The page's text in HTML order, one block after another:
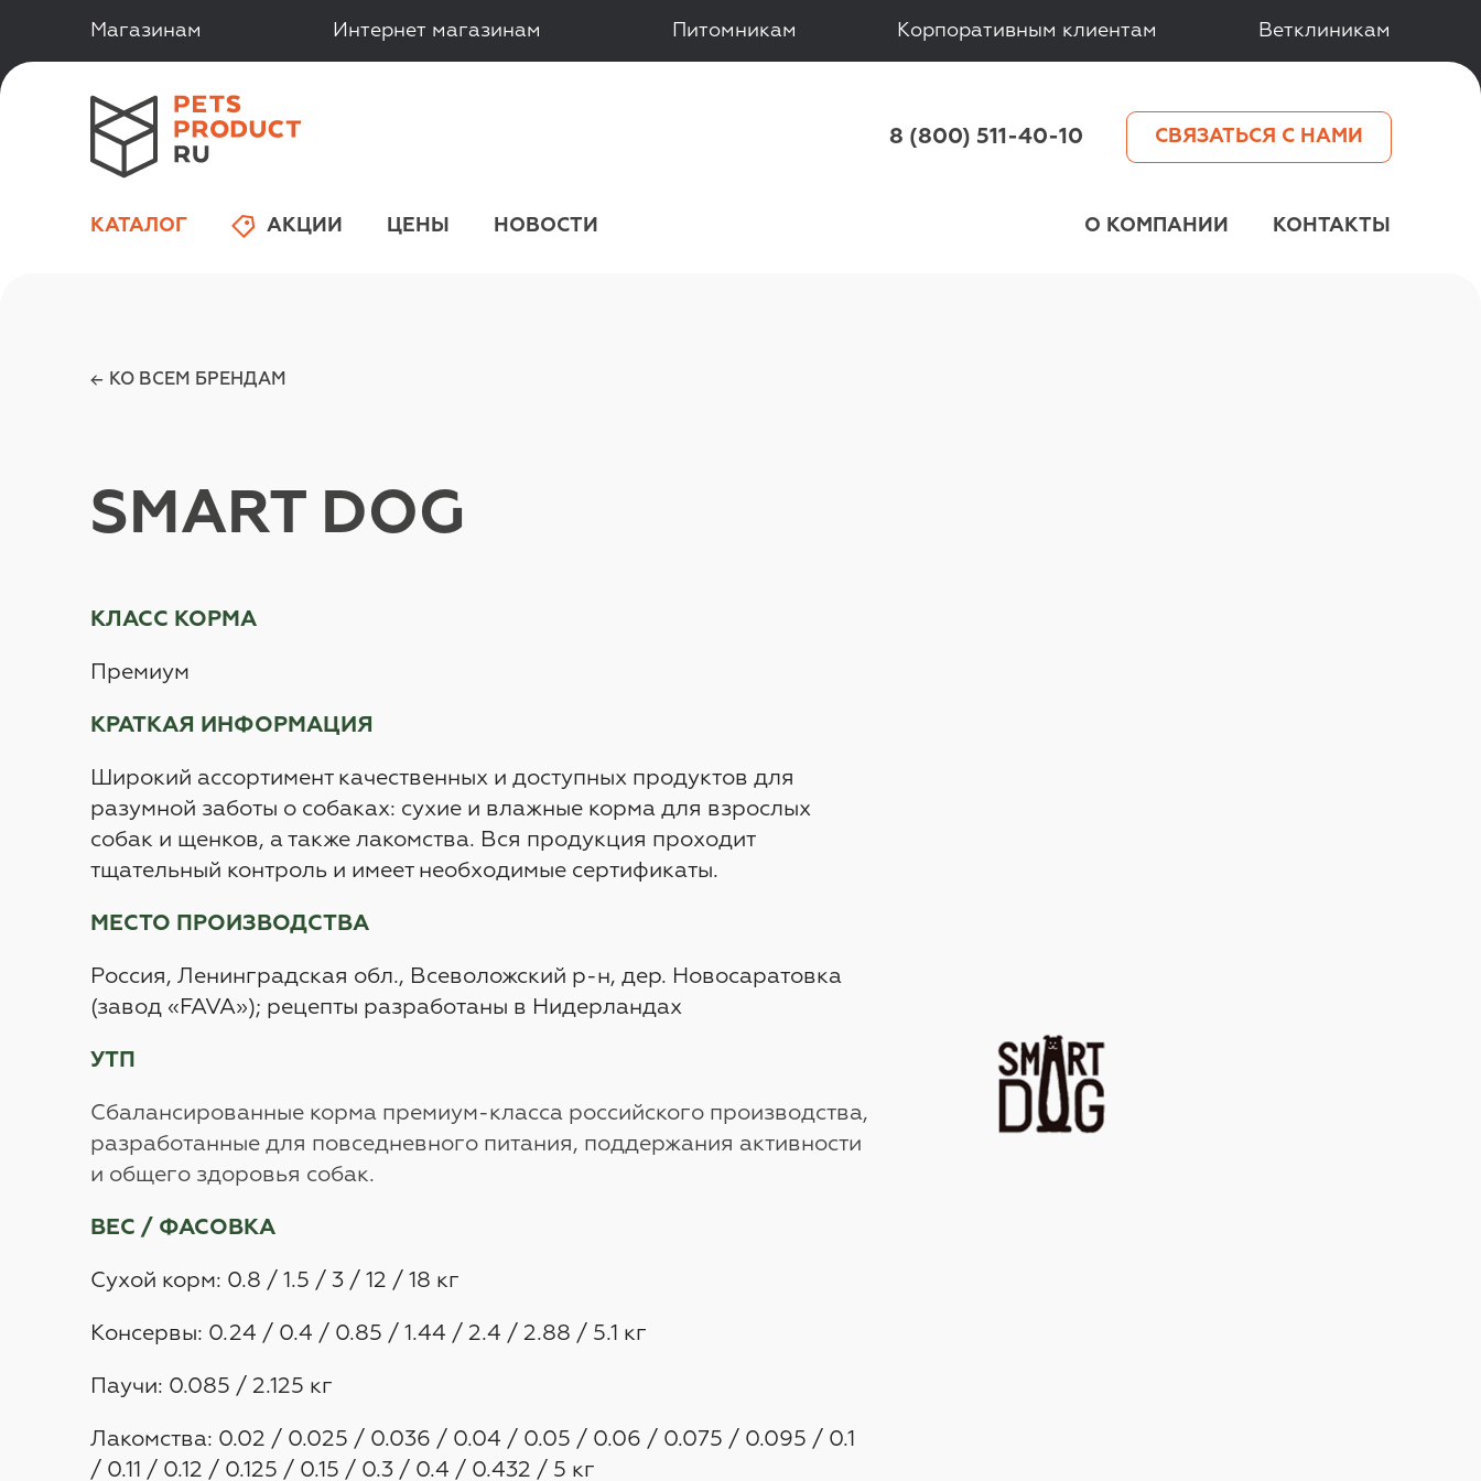
Магазинам Интернет магазинам Питомникам Корпоративным клиентам Ветклиникам
8 (800) 511-40-10 СВЯЗАТЬСЯ С НАМИ
КАТАЛОГ АКЦИИ ЦЕНЫ НОВОСТИ О КОМПАНИИ КОНТАКТЫ
КО ВСЕМ БРЕНДАМ
SMART DOG
КЛАСС КОРМА
Премиум
КРАТКАЯ ИНФОРМАЦИЯ
Широкий ассортимент качественных и доступных продуктов для
разумной заботы о собаках: сухие и влажные корма для взрослых
собак и щенков, а также лакомства. Вся продукция проходит
тщательный контроль и имеет необходимые сертификаты.
МЕСТО ПРОИЗВОДСТВА
Россия, Ленинградская обл., Всеволожский р-н, дер. Новосаратовка
(завод «FAVA»); рецепты разработаны в Нидерландах
УТП
Сбалансированные корма премиум-класса российского производства,
разработанные для повседневного питания, поддержания активности
и общего здоровья собак.
ВЕС / ФАСОВКА
Сухой корм: 0.8 / 1.5 / 3 / 12 / 18 кг
Консервы: 0.24 / 0.4 / 0.85 / 1.44 / 2.4 / 2.88 / 5.1 кг
Паучи: 0.085 / 2.125 кг
Лакомства: 0.02 / 0.025 / 0.036 / 0.04 / 0.05 / 0.06 / 0.075 / 0.095 / 0.1
/ 0.11 / 0.12 / 0.125 / 0.15 / 0.3 / 0.4 / 0.432 / 5 кг